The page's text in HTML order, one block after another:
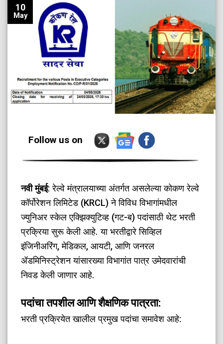
10
May
Follow us on
नवी मुंबई: रेल्वे मंत्रालयाच्या अंतर्गत असलेल्या कोकण रेल्वे
कॉर्पोरेशन लिमिटेड (KRCL) ने विविध विभागांमधील
ज्युनिअर स्केल एक्झिक्युटिव्ह (गट-ब) पदांसाठी थेट भरती
प्रक्रिया सुरू केली आहे. या भरतीद्वारे सिव्हिल
इंजिनीअरिंग, मेडिकल, आयटी, आणि जनरल
ॲडमिनिस्ट्रेशन यांसारख्या विभागांत पात्र उमेदवारांची
निवड केली जाणार आहे.
पदांचा तपशील आणि शैक्षणिक पात्रता:
भरती प्रक्रियेत खालील प्रमुख पदांचा समावेश आहे: